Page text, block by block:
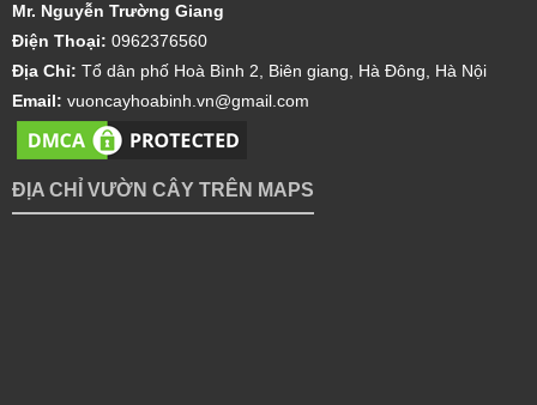
Mr. Nguyễn Trường Giang
Điện Thoại: 0962376560
Địa Chỉ: Tổ dân phố Hoà Bình 2, Biên giang, Hà Đông, Hà Nội
Email: vuoncayhoabinh.vn@gmail.com
ĐỊA CHỈ VƯỜN CÂY TRÊN MAPS